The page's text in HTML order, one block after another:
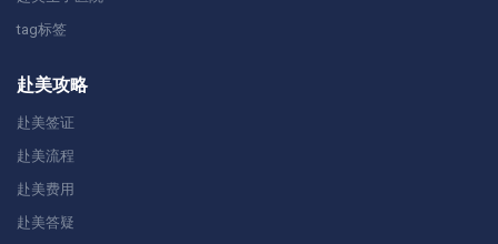
tag标签
赴美攻略
赴美签证
赴美流程
赴美费用
赴美答疑